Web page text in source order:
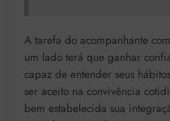
A tarefa do acompanhante
um lado terá que ganhar
capaz de entender seus
ser aceito na convivência
bem estabelecida sua